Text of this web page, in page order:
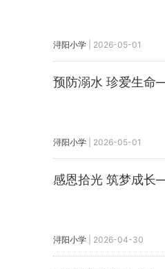
浔阳小学 2026-05-01
预防溺水 珍爱生命
浔阳小学 2026-05-01
感恩拾光 筑梦成
浔阳小学 2026-04-30